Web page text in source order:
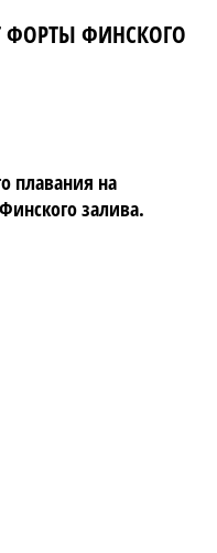
ФИНСКОГО
плавания на
залива.